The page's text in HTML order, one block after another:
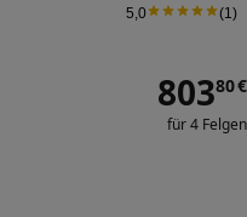
5,0 (1 )
80380€
für 4 Felgen